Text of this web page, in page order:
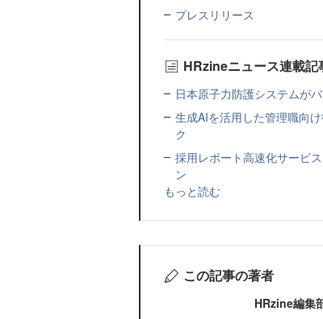
プレスリリース
HRzineニュース連載記
日本原子力防護システムが
生成AIを活用した管理職向
ク
採用レポート高速化サービ
ン
もっと読む
この記事の著者
HRzine編集